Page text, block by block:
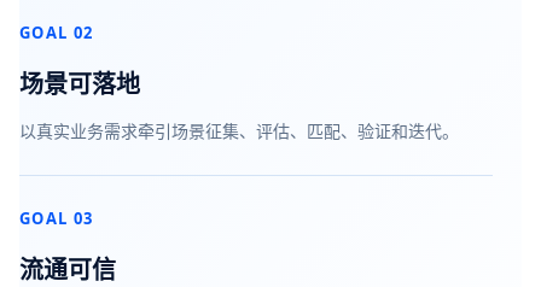
GOAL 02
场景可落地
以真实业务需求牵引场景征集、评估、匹配、验证和迭代。
GOAL 03
流通可信